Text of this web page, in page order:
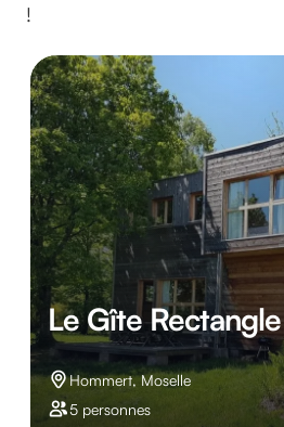
!
Le Gîte Rectangle
Hommert, Moselle
5 personnes